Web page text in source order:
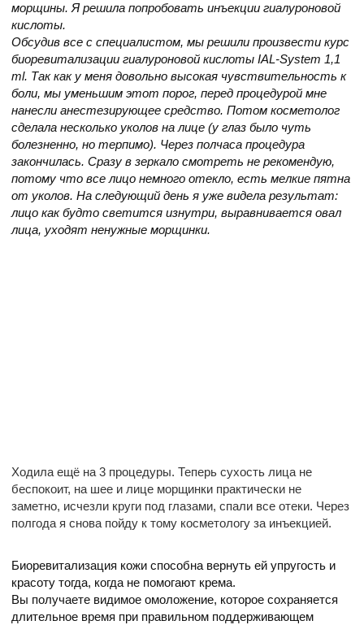
морщины. Я решила попробовать инъекции гиалуроновой
кислоты.
Обсудив все с специалистом, мы решили произвести курс
биоревитализации гиалуроновой кислоты IAL-System 1,1
ml. Так как у меня довольно высокая чувствительность к
боли, мы уменьшим этот порог, перед процедурой мне
нанесли анестезирующее средство. Потом косметолог
сделала несколько уколов на лице (у глаз было чуть
болезненно, но терпимо). Через полчаса процедура
закончилась. Сразу в зеркало смотреть не рекомендую,
потому что все лицо немного отекло, есть мелкие пятна
от уколов. На следующий день я уже видела результат:
лицо как будто светится изнутри, выравнивается овал
лица, уходят ненужные морщинки.
Ходила ещё на 3 процедуры. Теперь сухость лица не
беспокоит, на шее и лице морщинки практически не
заметно, исчезли круги под глазами, спали все отеки. Через
полгода я снова пойду к тому косметологу за инъекцией.
Биоревитализация кожи способна вернуть ей упругость и
красоту тогда, когда не помогают крема.
Вы получаете видимое омоложение, которое сохраняется
длительное время при правильном поддерживающем